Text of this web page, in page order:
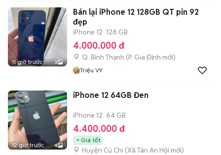
11 giờ trước 3
Bán lại iPhone 12 128GB QT pin 92
đẹp
iPhone 12 128 GB
4.000.000 đ
Q. Bình Thạnh (P. Gia Định mới)
Triệu VY
12 giờ trước 4
iPhone 12 64GB Đen
iPhone 12 64 GB
4.400.000 đ
Giá tốt
Huyện Củ Chi (Xã Tân An Hội mới)